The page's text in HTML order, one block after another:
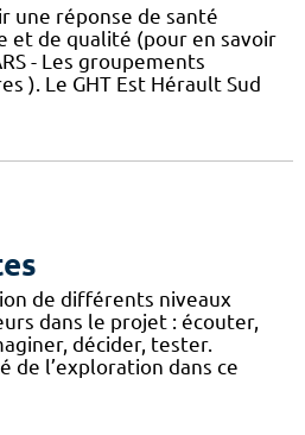
une réponse de santé
et de qualité (pour en savoir
- Les groupements
). Le GHT Est Hérault Sud
de différents niveaux
dans le projet : écouter,
décider, tester.
de l’exploration dans ce